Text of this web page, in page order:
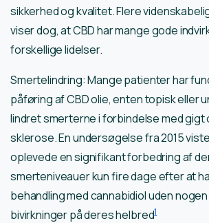
sikkerhed og kvalitet. Flere
viser dog, at CBD har mange gode
forskellige lidelser.
Smertelindring: Mange patienter har
påføring af CBD olie, enten topisk eller
lindret smerterne i forbindelse med gigt
sklerose. En undersøgelse fra 2015
oplevede en signifikant forbedring af
smerteniveauer kun fire dage efter at
behandling med cannabidiol uden
bivirkninger på deres helbred1